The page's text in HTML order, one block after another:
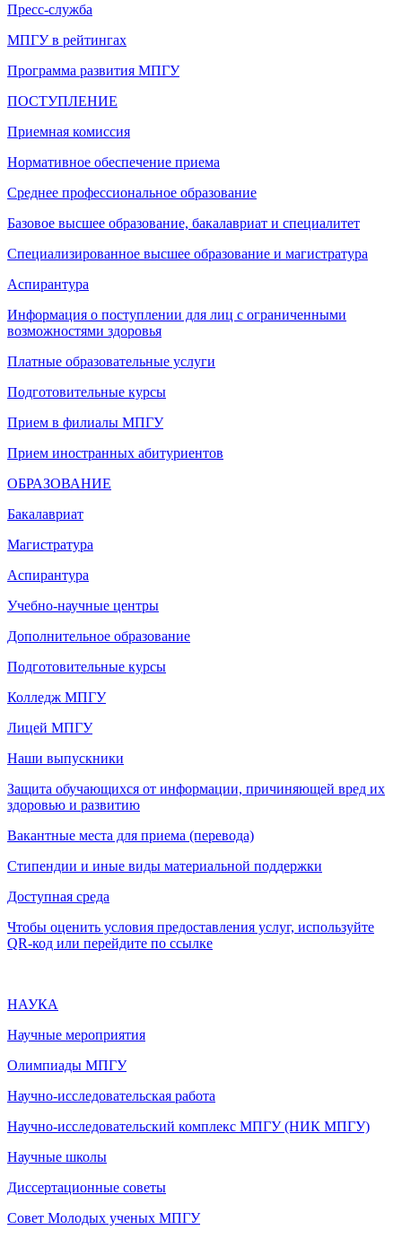
Пресс-служба
МПГУ в рейтингах
Программа развития МПГУ
ПОСТУПЛЕНИЕ
Приемная комиссия
Нормативное обеспечение приема
Среднее профессиональное образование
Базовое высшее образование, бакалавриат и специалитет
Специализированное высшее образование и магистратура
Аспирантура
Информация о поступлении для лиц с ограниченными
возможностями здоровья
Платные образовательные услуги
Подготовительные курсы
Прием в филиалы МПГУ
Прием иностранных абитуриентов
ОБРАЗОВАНИЕ
Бакалавриат
Магистратура
Аспирантура
Учебно-научные центры
Дополнительное образование
Подготовительные курсы
Колледж МПГУ
Лицей МПГУ
Наши выпускники
Защита обучающихся от информации, причиняющей вред их
здоровью и развитию
Вакантные места для приема (перевода)
Стипендии и иные виды материальной поддержки
Доступная среда
Чтобы оценить условия предоставления услуг, используйте
QR-код или перейдите по ссылке
НАУКА
Научные мероприятия
Олимпиады МПГУ
Научно-исследовательская работа
Научно-исследовательский комплекс МПГУ (НИК МПГУ)
Научные школы
Диссертационные советы
Совет Молодых ученых МПГУ